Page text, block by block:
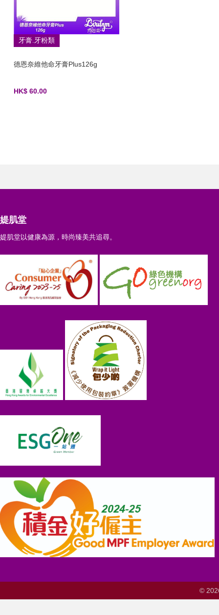
牙膏.牙粉類
德恩奈維他命牙膏Plus126g
HK$ 60.00
媞肌堂
媞肌堂以健康為源，時尚臻美共追尋。
©